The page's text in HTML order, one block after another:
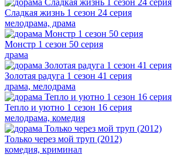
Сладкая жизнь 1 сезон 24 серия
мелодрама, драма
Монстр 1 сезон 50 серия
драма
Золотая радуга 1 сезон 41 серия
драма, мелодрама
Тепло и уютно 1 сезон 16 серия
мелодрама, комедия
Только через мой труп (2012)
комедия, криминал